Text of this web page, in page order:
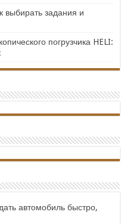
выбирать задания и
погрузчика HELI:
автомобиль быстро,